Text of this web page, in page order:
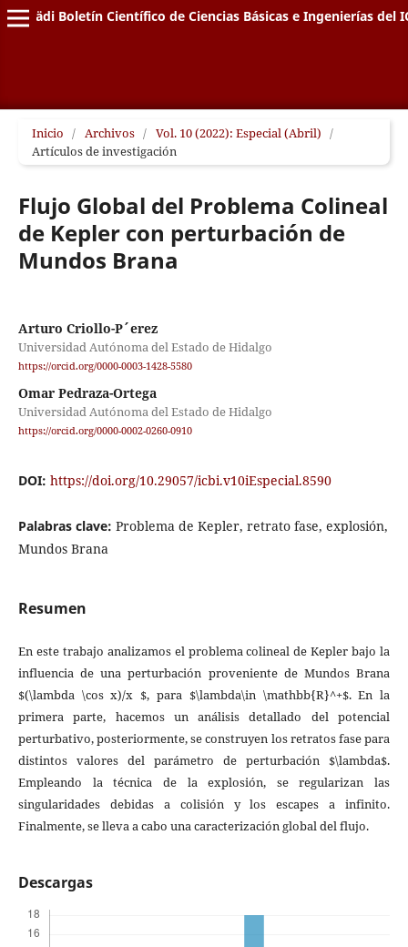
Pädi Boletín Científico de Ciencias Básicas e Ingenierías del
Inicio / Archivos / Vol. 10 (2022): Especial (Abril) /
Artículos de investigación
Flujo Global del Problema Colineal
de Kepler con perturbación de
Mundos Brana
Arturo Criollo-P´erez
Universidad Autónoma del Estado de Hidalgo
https://orcid.org/0000-0003-1428-5580
Omar Pedraza-Ortega
Universidad Autónoma del Estado de Hidalgo
https://orcid.org/0000-0002-0260-0910
DOI: https://doi.org/10.29057/icbi.v10iEspecial.8590
Palabras clave: Problema de Kepler, retrato fase, explosión,
Mundos Brana
Resumen
En este trabajo analizamos el problema colineal de Kepler bajo la
influencia de una perturbación proveniente de Mundos Brana
$(\lambda \cos x)/x $, para $\lambda\in \mathbb{R}^+$. En la
primera parte, hacemos un análisis detallado del potencial
perturbativo, posteriormente, se construyen los retratos fase para
distintos valores del parámetro de perturbación $\lambda$.
Empleando la técnica de la explosión, se regularizan las
singularidades debidas a colisión y los escapes a infinito.
Finalmente, se lleva a cabo una caracterización global del flujo.
Descargas